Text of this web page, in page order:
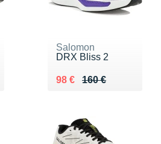
Salomon
DRX Bliss 2
160 €
Au lieu de 160 €
98 €
Vendu 98 €